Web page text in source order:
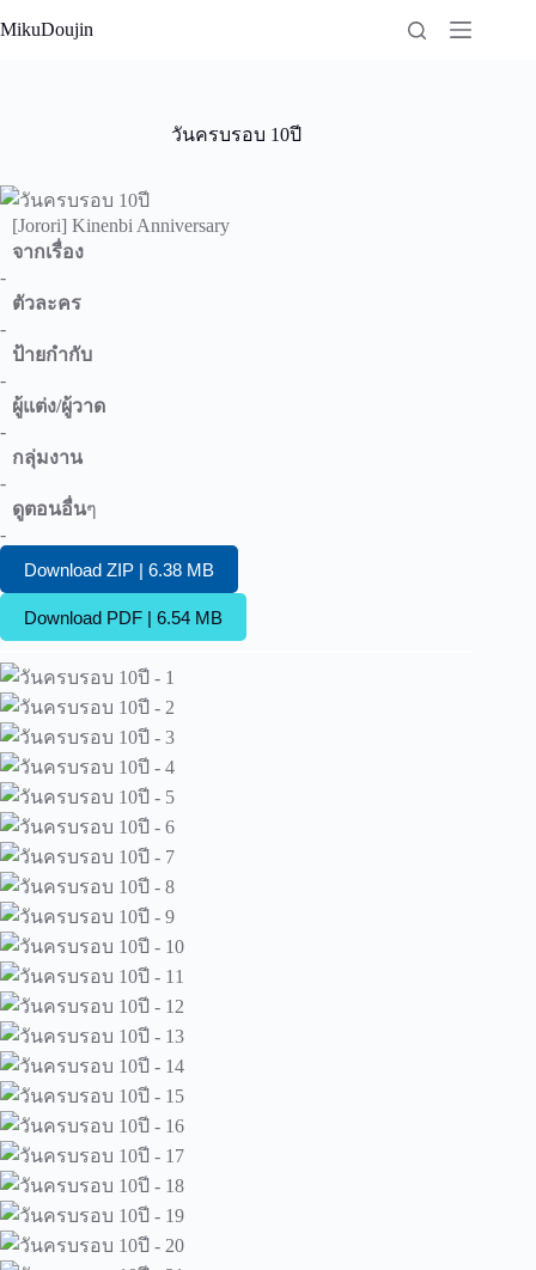
to
MikuDoujin
วันครบรอบ 10ปี
[Jorori] Kinenbi Anniversary
จากเรื่อง
-
ตัวละคร
-
ป้ายกำกับ
-
ผู้แต่ง/ผู้วาด
-
กลุ่มงาน
-
ดูตอนอื่นๆ
-
Download ZIP | 6.38 MB
Download PDF | 6.54 MB